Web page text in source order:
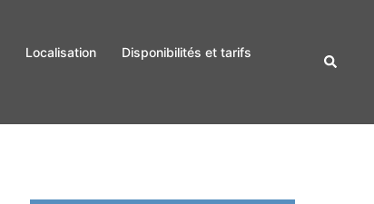
Localisation
Disponibilités et tarifs